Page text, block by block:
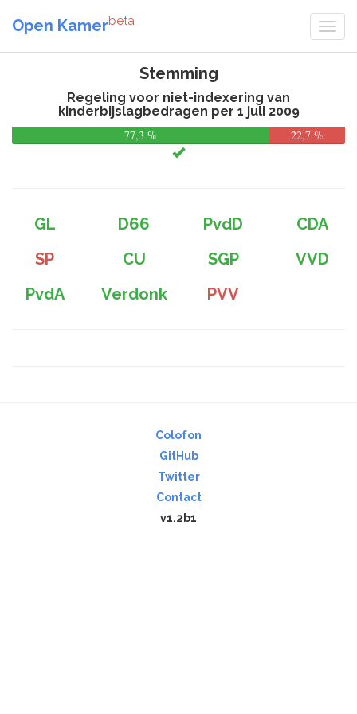
Open Kamerbeta
Stemming
Regeling voor niet-indexering van
kinderbijslagbedragen per 1 juli 2009
77,3 %
22,7 %
GL D66 PvdD
CDA
SP
CU SGP
VVD
PvdA
Verdonk PVV
Colofon
GitHub
Twitter
Contact
v1.2b1